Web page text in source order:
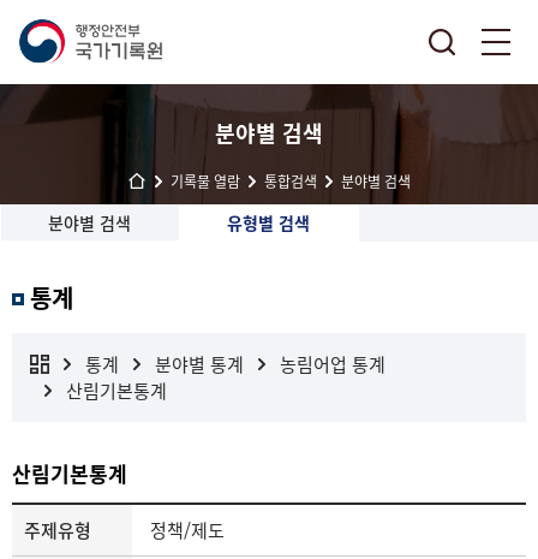
분야별 검색
기록물 열람 통합검색 분야별 검색
분야별 검색 유형별 검색
통계
통계 분야별 통계
농림어업 통계
산림기본통계
산림기본통계
주제유형
정책/제도